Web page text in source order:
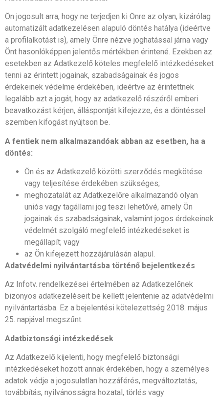
Ön jogosult arra, hogy ne terjedjen ki Önre az olyan, kizárólag
automatizált adatkezelésen alapuló döntés hatálya (ideértve
a profilalkotást is), amely Önre nézve joghatással járna vagy
Önt hasonlóképpen jelentős mértékben érintené. Ezekben az
esetekben az Adatkezelő köteles megfelelő intézkedéseket
tenni az érintett jogainak, szabadságainak és jogos
érdekeinek védelme érdekében, ideértve az érintettnek
legalább azt a jogát, hogy az adatkezelő részéről emberi
beavatkozást kérjen, álláspontját kifejezze, és a döntéssel
szemben kifogást nyújtson be.
A fentiek nem alkalmazandóak abban az esetben, ha a
döntés:
Ön és az Adatkezelő közötti szerződés megkötése
vagy teljesítése érdekében szükséges;
meghozatalát az Adatkezelőre alkalmazandó olyan
uniós vagy tagállami jog teszi lehetővé, amely Ön
jogainak és szabadságainak, valamint jogos érdekeinek
védelmét szolgáló megfelelő intézkedéseket is
megállapít; vagy
az Ön kifejezett hozzájárulásán alapul.
Adatvédelmi nyilvántartásba történő bejelentkezés
Az Infotv. rendelkezései értelmében az Adatkezelőnek
bizonyos adatkezeléseit be kellett jelentenie az adatvédelmi
nyilvántartásba. Ez a bejelentési kötelezettség 2018. május
25. napjával megszűnt.
Adatbiztonsági intézkedések
Az Adatkezelő kijelenti, hogy megfelelő biztonsági
intézkedéseket hozott annak érdekében, hogy a személyes
adatok védje a jogosulatlan hozzáférés, megváltoztatás,
továbbítás, nyilvánosságra hozatal, törlés vagy